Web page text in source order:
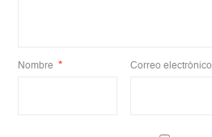
Nombre * Correo electrónico